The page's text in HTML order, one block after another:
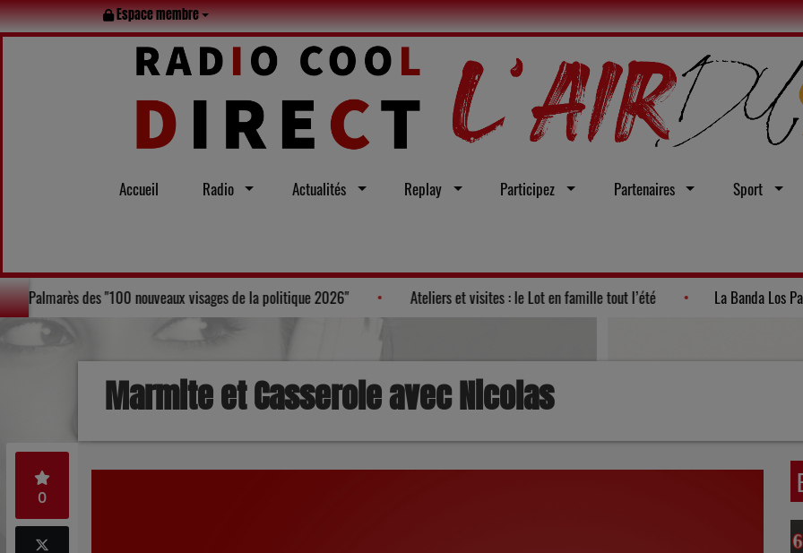
Espace membre
Accueil Radio Actualités Replay Participez Partenaires Sport
Laurent Bruneau, figure au Palmarès des "100 nouveaux visages de la politique 2026" Ateliers et visites : le Lot en famille tout l’été
Marmite et Casserole avec Nicolas
0